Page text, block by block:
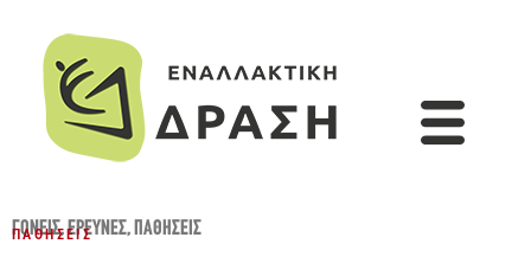
ΓΟΝΕΊΣ,ΈΡΕΥΝΕΣ,ΠΑΘΉΣΕΙΣ
ΠΑΘΉΣΕΙΣ